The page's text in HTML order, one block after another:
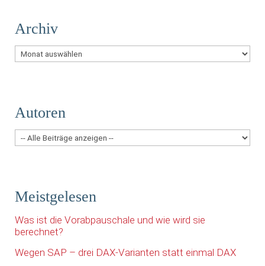
Archiv
Archiv
Autoren
Meistgelesen
Was ist die Vorabpauschale und wie wird sie
berechnet?
Wegen SAP – drei DAX-Varianten statt einmal DAX